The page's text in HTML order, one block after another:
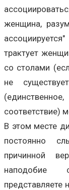
женщина,
трактует
со столами
не
соответствие)
В этом месте
постоянно
причинной
наподобие
представляете